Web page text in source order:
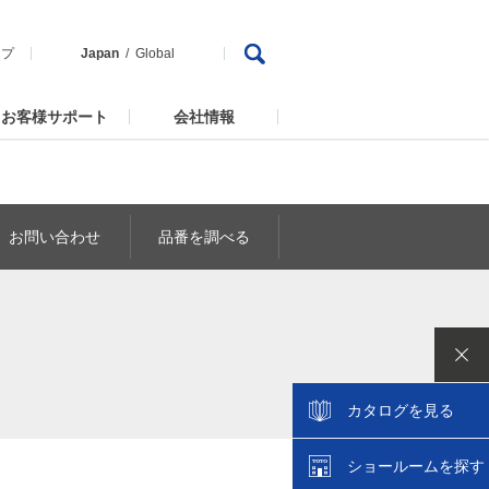
Japan Global
お客様サポート 会社情報
お問い合わせ 品番を調べる
カタログを見る
ショールームを探す